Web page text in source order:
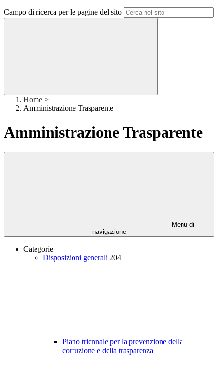
Campo di ricerca per le pagine del sito
Home >
Amministrazione Trasparente
Amministrazione Trasparente
Menu di
navigazione
Categorie
Disposizioni generali 204
Piano triennale per la prevenzione della
corruzione e della trasparenza